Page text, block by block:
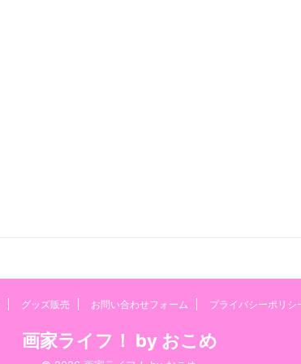
グッズ販売 お問い合わせフォーム プライバシーポリシ
画家ライフ！ by おこめ